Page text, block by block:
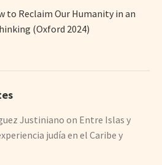
to Reclaim Our Humanity in an
(Oxford 2024)
Justiniano on Entre Islas y
judía en el Caribe y